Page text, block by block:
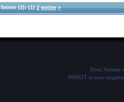
Seiten(2):(1) 2 weiter >
Diese Website
PHPKIT ist eine